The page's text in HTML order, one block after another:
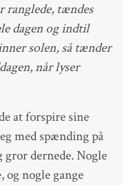
ranglede, tændes
dagen og indtil
solen, så tænder
når lyser
at forspire sine
med spænding på
gror dernede. Nogle
nogle gange